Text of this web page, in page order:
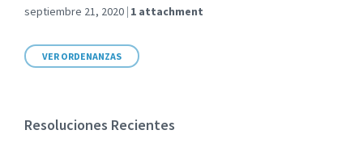
septiembre 21, 2020 1 attachment
VER ORDENANZAS
Resoluciones Recientes